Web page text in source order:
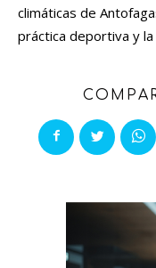
climáticas de
práctica deportiva y la